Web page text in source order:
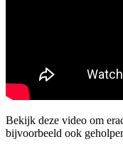
Bekijk deze video om
bijvoorbeeld ook